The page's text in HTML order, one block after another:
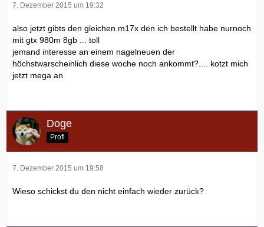
7. Dezember 2015 um 19:32
also jetzt gibts den gleichen m17x den ich bestellt habe nurnoch
mit gtx 980m 8gb ... toll
jemand interesse an einem nagelneuen der
höchstwarscheinlich diese woche noch ankommt?.... kotzt mich
jetzt mega an
Doge
Profi
7. Dezember 2015 um 19:58
Wieso schickst du den nicht einfach wieder zurück?